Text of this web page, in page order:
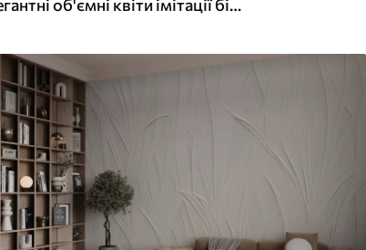
Елегантні об'ємні квіти імітації білої півонії з м'якими пелюстками та пастельно-жовтими серединками на світлому фоні